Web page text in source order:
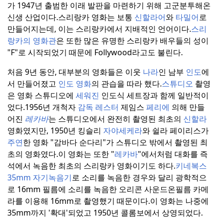
가 1947년 출범한 이래 발판을 마련하기 위해 고군분투해온
신생 산업이다.스리랑카 영화는 보통 신할라어와 타밀어로
만들어지는데, 이는 스리랑카에서 지배적인 언어이다.스리
랑카의 영화관은 또한 많은 유명한 스리랑카 배우들의 성이
"F"로 시작되었기 때문에 Follywood라고도 불린다.
처음 9년 동안, 대부분의 영화들은 이웃 나라인 남부 인도에
서 만들어졌고 인도 영화의 관습을 따라 했다.스튜디오 촬영
은 영화 스튜디오에 세워진 인도식 세트장과 함께 일반적이
었다.1956년 개척자 감독 레스터 제임스 페리에 의해 만들
어진 레카바는 스튜디오에서 완전히 촬영된 최초의 신할라
영화였지만, 1950년 킹슬리 자야세케라와 쉴라 페이리스가
주연한 영화 "감바다 순다리"가 스튜디오 밖에서 촬영된 최
초의 영화였다.이 영화는 또한 "레카바"에서처럼 대화를 즉
석에서 녹음한 최초의 스리랑카 영화이기도 하다.키네복스
35mm 자기녹음기로 소리를 녹음한 경우와 달리 광학적으
로 16mm 필름에 소리를 녹음한 오리콘 사운드온필름 카메
라를 이용해 16mm로 촬영했기 때문이다.이 영화는 나중에
35mm까지 '확대'되었고 1950년 콜롬보에서 상영되었다.